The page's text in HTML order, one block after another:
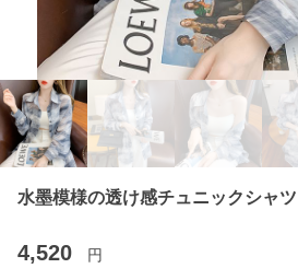
水墨模様の透け感チュニックシャツ
4,520 円